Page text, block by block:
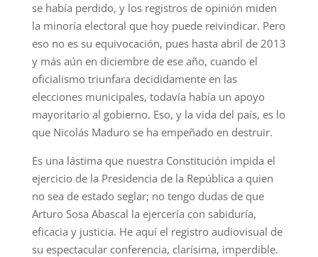
se había perdido, y los registros de opinión miden
la minoría electoral que hoy puede reivindicar. Pero
eso no es su equivocación, pues hasta abril de 2013
y más aún en diciembre de ese año, cuando el
oficialismo triunfara decididamente en las
elecciones municipales, todavía había un apoyo
mayoritario al gobierno. Eso, y la vida del país, es lo
que Nicolás Maduro se ha empeñado en destruir.
Es una lástima que nuestra Constitución impida el
ejercicio de la Presidencia de la República a quien
no sea de estado seglar; no tengo dudas de que
Arturo Sosa Abascal la ejercería con sabiduría,
eficacia y justicia. He aquí el registro audiovisual de
su espectacular conferencia, clarísima, imperdible.